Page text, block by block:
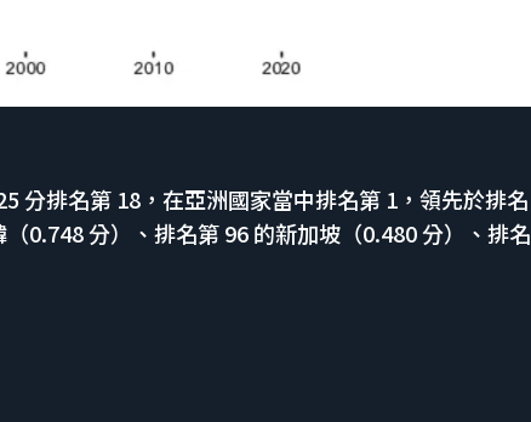
排名第 18，在亞洲國家當中排名第 1，領先於排名
0.748 分）、排名第 96 的新加坡（0.480 分）、排名